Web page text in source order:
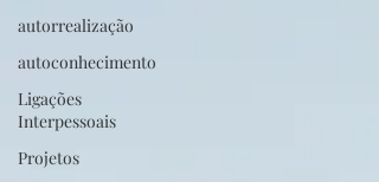
autorrealização
autoconhecimento
Ligações
Interpessoais
Projetos